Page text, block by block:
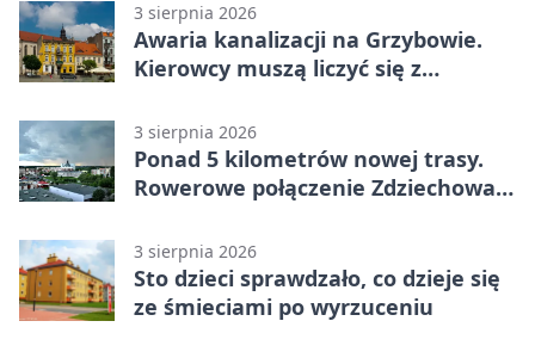
3 sierpnia 2026
Awaria kanalizacji na Grzybowie.
Kierowcy muszą liczyć się z
3 sierpnia 2026
Ponad 5 kilometrów nowej trasy.
Rowerowe połączenie Zdziechowa z
3 sierpnia 2026
Sto dzieci sprawdzało, co dzieje się
ze śmieciami po wyrzuceniu